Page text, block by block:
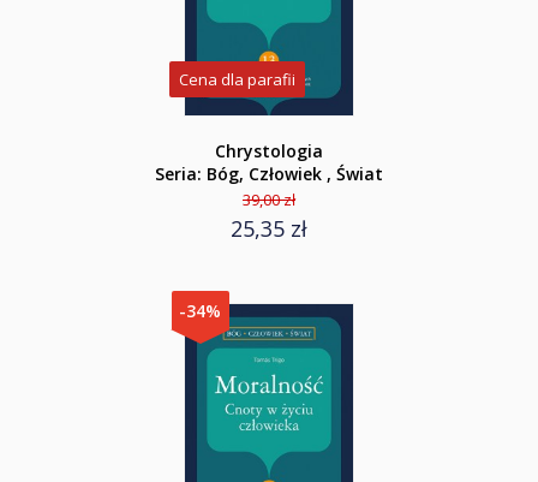
Cena dla parafii
Chrystologia
Seria: Bóg, Człowiek , Świat
39,00 zł
25,35 zł
-34%